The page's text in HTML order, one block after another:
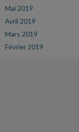
Mai 2019
Avril 2019
Mars 2019
Février 2019